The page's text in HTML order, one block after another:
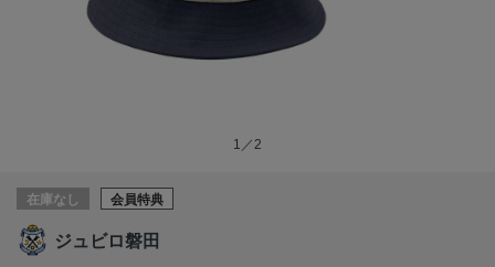
1／2
在庫なし 会員特典
ジュビロ磐田